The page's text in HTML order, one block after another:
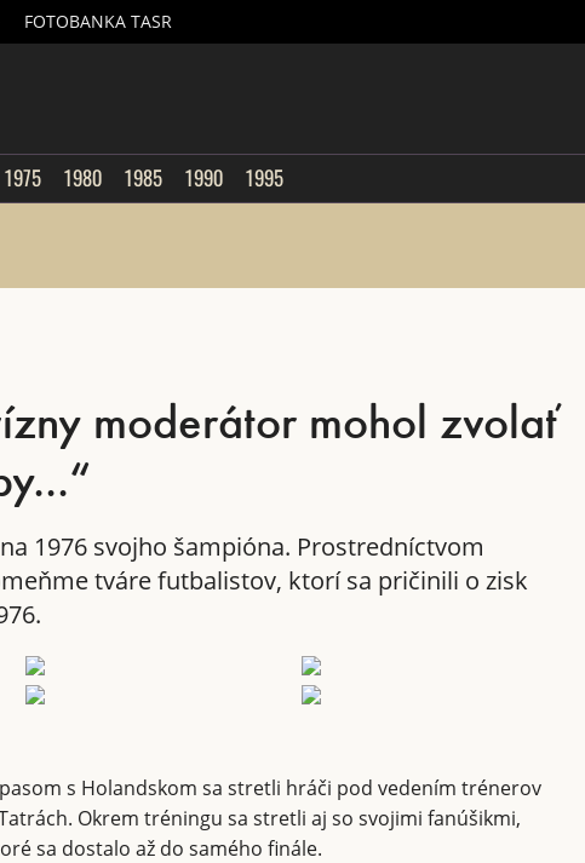
FOTOBANKA TASR
1975 1980 1985 1990 1995
moderátor mohol zvolať
1976 svojho šampióna. Prostredníctvom
tváre futbalistov, ktorí sa pričinili o zisk
s Holandskom sa stretli hráči pod vedením trénerov
Okrem tréningu sa stretli aj so svojimi fanúšikmi,
sa dostalo až do samého finále.